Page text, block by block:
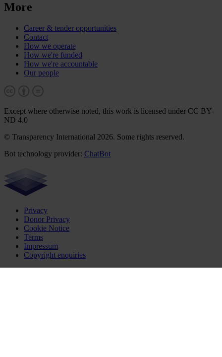
More
Career & tender opportunities
Contact
How we operate
How we're funded
How we're accountable
Our people
Except where otherwise noted, this work is licensed under CC BY-
ND 4.0
© Transparency International 2026. Some rights reserved.
Bot technology provider: ChatBot
Privacy
Donor Privacy
Cookie Notice
Terms
Impressum
Copyright enquiries